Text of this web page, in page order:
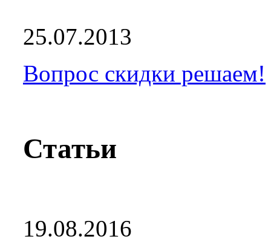
25.07.2013
Вопрос скидки решаем!
Статьи
19.08.2016